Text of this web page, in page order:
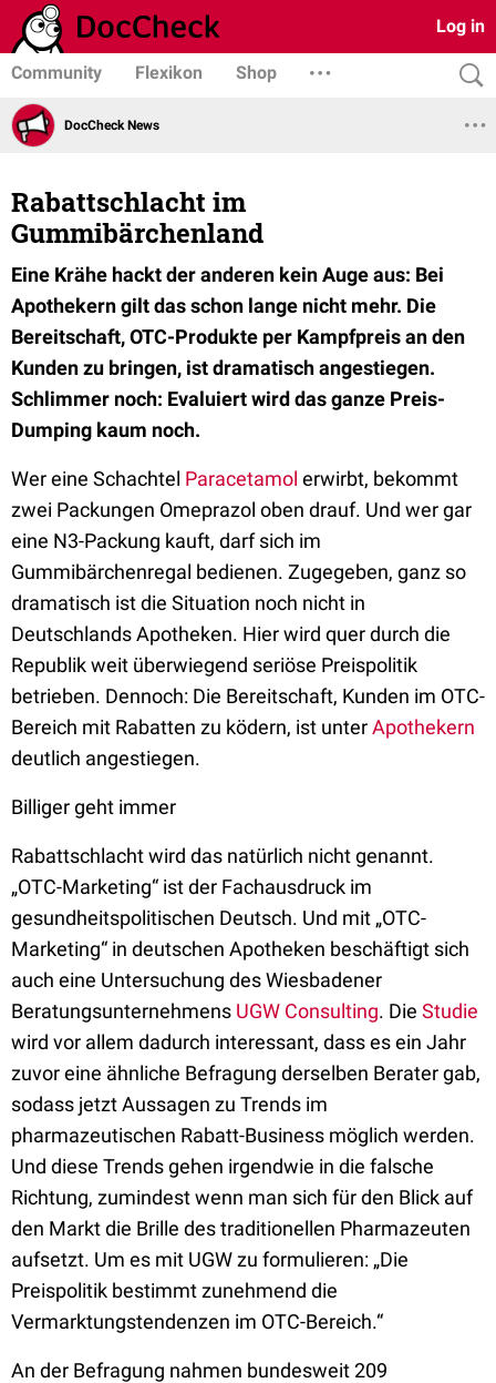
Log in
Community Flexikon Shop
DocCheck News
Rabattschlacht im
Gummibärchenland
Eine Krähe hackt der anderen kein Auge aus: Bei
Apothekern gilt das schon lange nicht mehr. Die
Bereitschaft, OTC-Produkte per Kampfpreis an den
Kunden zu bringen, ist dramatisch angestiegen.
Schlimmer noch: Evaluiert wird das ganze Preis-
Dumping kaum noch.
Wer eine Schachtel Paracetamol erwirbt, bekommt
zwei Packungen Omeprazol oben drauf. Und wer gar
eine N3-Packung kauft, darf sich im
Gummibärchenregal bedienen. Zugegeben, ganz so
dramatisch ist die Situation noch nicht in
Deutschlands Apotheken. Hier wird quer durch die
Republik weit überwiegend seriöse Preispolitik
betrieben. Dennoch: Die Bereitschaft, Kunden im OTC-
Bereich mit Rabatten zu ködern, ist unterApothekern
deutlich angestiegen.
Billiger geht immer
Rabattschlacht wird das natürlich nicht genannt.
„OTC-Marketing“ ist der Fachausdruck im
gesundheitspolitischen Deutsch. Und mit „OTC-
Marketing“ in deutschen Apotheken beschäftigt sich
auch eine Untersuchung des Wiesbadener
Beratungsunternehmens UGW Consulting. Die Studie
wird vor allem dadurch interessant, dass es ein Jahr
zuvor eine ähnliche Befragung derselben Berater gab,
sodass jetzt Aussagen zu Trends im
pharmazeutischen Rabatt-Business möglich werden.
Und diese Trends gehen irgendwie in die falsche
Richtung, zumindest wenn man sich für den Blick auf
den Markt die Brille des traditionellen Pharmazeuten
aufsetzt. Um es mit UGW zu formulieren: „Die
Preispolitik bestimmt zunehmend die
Vermarktungstendenzen im OTC-Bereich.“
An der Befragung nahmen bundesweit 209